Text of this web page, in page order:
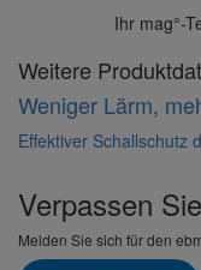
Ihr mag°-
Weitere
Weniger Lärm,
Effektiver Schallschutz
Verpassen
Melden Sie sich für den